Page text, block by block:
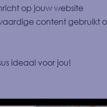
op jouw website
content gebruikt
ideaal voor jou!